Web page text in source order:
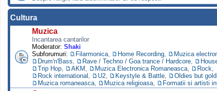
Cultura
Muzica
Incantarea cantarilor
Moderator: Shaki
Subforumuri:
Filarmonica Home Recording
Muzica
Drum'n'Bass
Rave / Techno / Goa trance / Hardcore
Trip Hop
AKM Muzica Electronica Romaneasca Rock
Rock international
U2 Keystyle & Battle
Oldies but
Muzica romaneasca
Muzica religioasa Formatii si artisti